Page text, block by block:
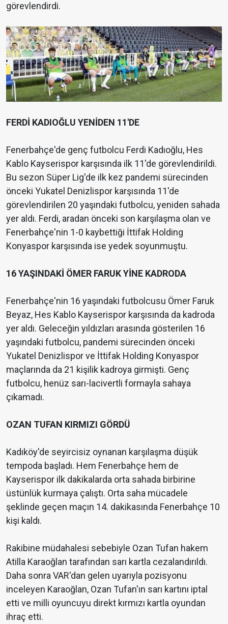
görevlendirdi.
FERDİ KADIOĞLU YENİDEN 11'DE
Fenerbahçe'de genç futbolcu Ferdi Kadıoğlu, Hes
Kablo Kayserispor karşısında ilk 11'de görevlendirildi.
Bu sezon Süper Lig'de ilk kez pandemi sürecinden
önceki Yukatel Denizlispor karşısında 11'de
görevlendirilen 20 yaşındaki futbolcu, yeniden sahada
yer aldı. Ferdi, aradan önceki son karşılaşma olan ve
Fenerbahçe'nin 1-0 kaybettiği İttifak Holding
Konyaspor karşısında ise yedek soyunmuştu.
16 YAŞINDAKİ ÖMER FARUK YİNE KADRODA
Fenerbahçe'nin 16 yaşındaki futbolcusu Ömer Faruk
Beyaz, Hes Kablo Kayserispor karşısında da kadroda
yer aldı. Geleceğin yıldızları arasında gösterilen 16
yaşındaki futbolcu, pandemi sürecinden önceki
Yukatel Denizlispor ve İttifak Holding Konyaspor
maçlarında da 21 kişilik kadroya girmişti. Genç
futbolcu, henüz sarı-lacivertli formayla sahaya
çıkamadı.
OZAN TUFAN KIRMIZI GÖRDÜ
Kadıköy'de seyircisiz oynanan karşılaşma düşük
tempoda başladı. Hem Fenerbahçe hem de
Kayserispor ilk dakikalarda orta sahada birbirine
üstünlük kurmaya çalıştı. Orta saha mücadele
şeklinde geçen maçın 14. dakikasında Fenerbahçe 10
kişi kaldı.
Rakibine müdahalesi sebebiyle Ozan Tufan hakem
Atilla Karaoğlan tarafından sarı kartla cezalandırıldı.
Daha sonra VAR'dan gelen uyarıyla pozisyonu
inceleyen Karaoğlan, Ozan Tufan'ın sarı kartını iptal
etti ve milli oyuncuyu direkt kırmızı kartla oyundan
ihraç etti.